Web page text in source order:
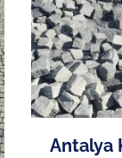
Antalya